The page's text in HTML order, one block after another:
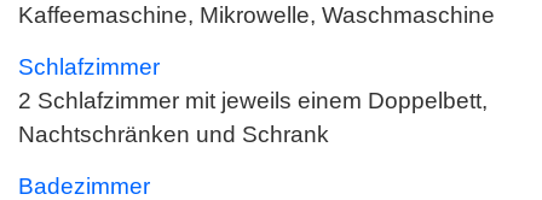
Kaffeemaschine, Mikrowelle, Waschmaschine
Schlafzimmer
2 Schlafzimmer mit jeweils einem Doppelbett,
Nachtschränken und Schrank
Badezimmer